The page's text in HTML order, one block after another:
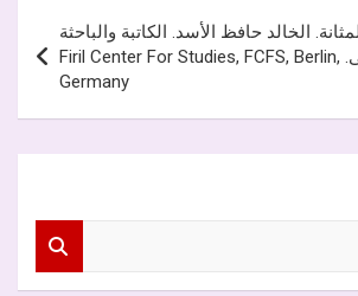
الخالد حافظ الأسد. الكاتبة والباحثة
سَارة عيسَى. Firil Center For Studies, FCFS, Berlin,
Germany